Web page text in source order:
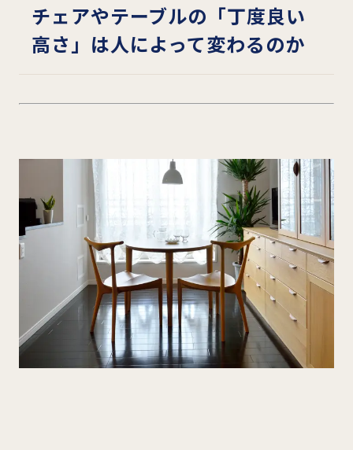
チェアやテーブルの「丁度良い
高さ」は人によって変わるのか